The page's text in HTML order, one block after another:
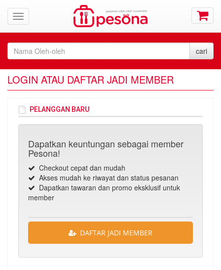
LOGIN ATAU DAFTAR JADI MEMBER
PELANGGAN BARU
Dapatkan keuntungan sebagai member
Pesona!
Checkout cepat dan mudah
Akses mudah ke riwayat dan status pesanan
Dapatkan tawaran dan promo eksklusif untuk
member
DAFTAR JADI MEMBER